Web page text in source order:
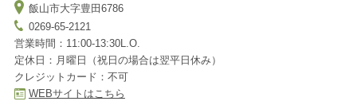
飯山市大字豊田6786
0269-65-2121
営業時間：11:00-13:30L.O.
定休日：月曜日（祝日の場合は翌平日休み）
クレジットカード：不可
WEBサイトはこちら